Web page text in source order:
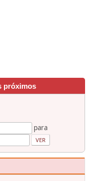
próximos
para